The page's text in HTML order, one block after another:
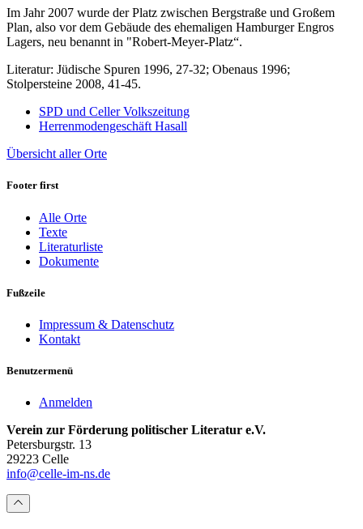
Im Jahr 2007 wurde der Platz zwischen Bergstraße und Großem
Plan, also vor dem Gebäude des ehemaligen Hamburger Engros
Lagers, neu benannt in "Robert-Meyer-Platz“.
Literatur: Jüdische Spuren 1996, 27-32; Obenaus 1996;
Stolpersteine 2008, 41-45.
SPD und Celler Volkszeitung
Herrenmodengeschäft Hasall
Übersicht aller Orte
Footer first
Alle Orte
Texte
Literaturliste
Dokumente
Fußzeile
Impressum & Datenschutz
Kontakt
Benutzermenü
Anmelden
Verein zur Förderung politischer Literatur e.V.
Petersburgstr. 13
29223 Celle
info@celle-im-ns.de